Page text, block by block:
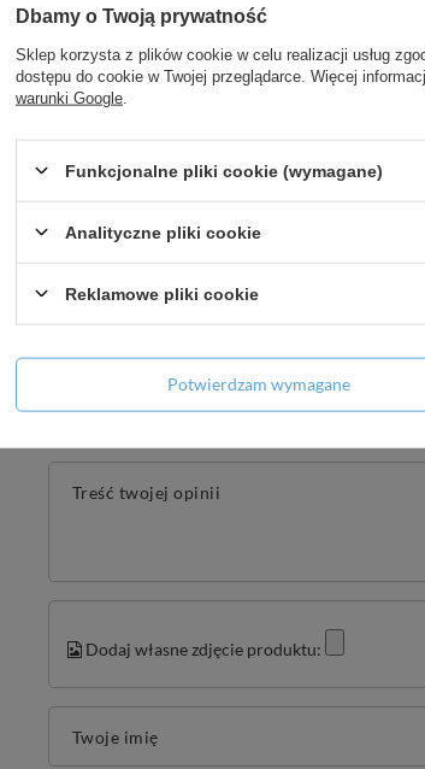
Potrzebujesz
Treść twojej opinii
Dodaj własne zdjęcie produktu:
Twoje imię
Dbamy o Twoją prywatność
Sklep korzysta z plików cookie w celu realizacji usług
dostępu do cookie w Twojej przeglądarce. Więcej
warunki Google
Funkcjonalne pliki cookie (wymagane)
Analityczne pliki cookie
Reklamowe pliki cookie
Potwierdzam wymagane